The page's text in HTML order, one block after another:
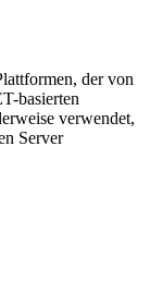
der von
basierten
verwendet,
Server